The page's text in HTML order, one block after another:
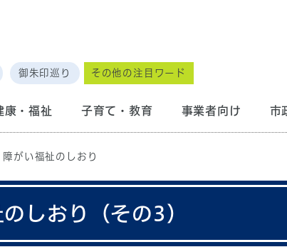
御朱印巡り その他の注目ワード
康・福祉 子育て・教育 事業者向け 市
障がい福祉のしおり
しおり（その3）